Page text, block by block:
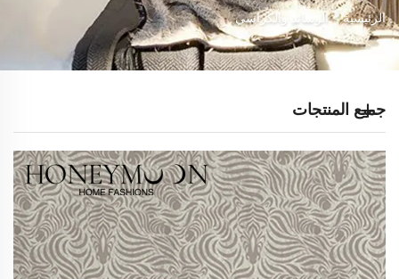
الرئيسية > الوسائد والكراسي
جميع المنتجات